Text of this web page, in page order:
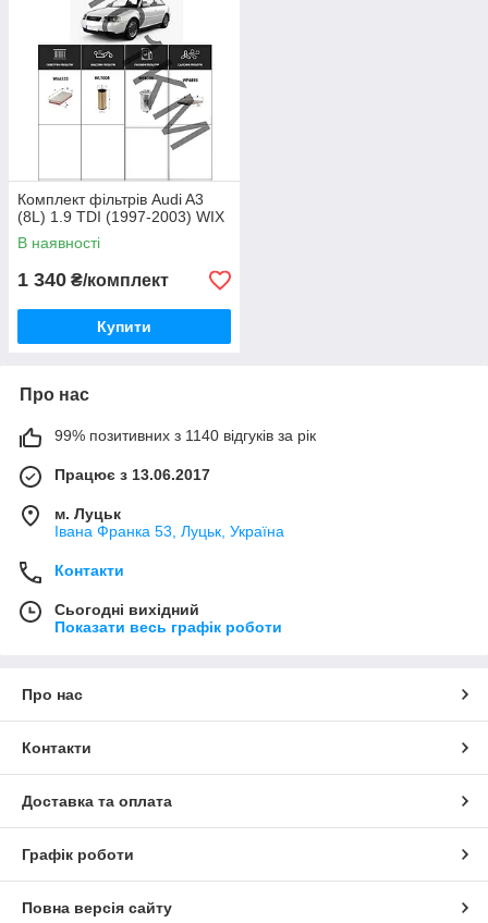
Комплект фільтрів Audi A3
(8L) 1.9 TDI (1997-2003) WIX
В наявності
1 340 ₴/комплект
Купити
Про нас
99% позитивних з 1140 відгуків за рік
Працює з 13.06.2017
м. Луцьк
Івана Франка 53, Луцьк, Україна
Контакти
Сьогодні вихідний
Показати весь графік роботи
Про нас
Контакти
Доставка та оплата
Графік роботи
Повна версія сайту